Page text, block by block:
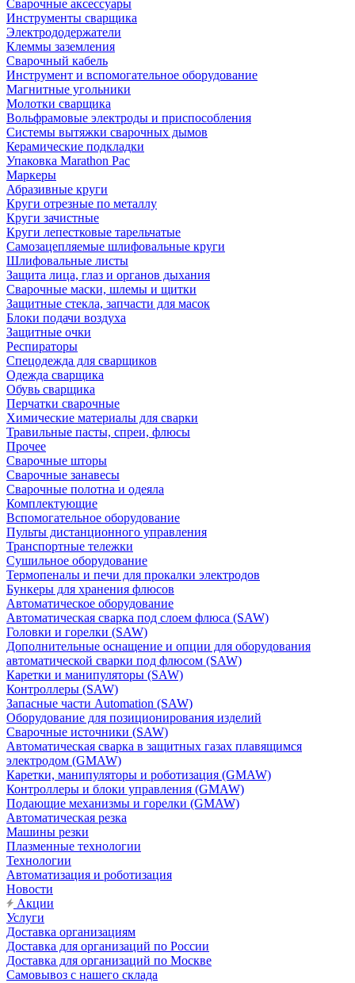
Сварочные аксессуары
Инструменты сварщика
Электрододержатели
Клеммы заземления
Сварочный кабель
Инструмент и вспомогательное оборудование
Магнитные угольники
Молотки сварщика
Вольфрамовые электроды и приспособления
Системы вытяжки сварочных дымов
Керамические подкладки
Упаковка Marathon Pac
Маркеры
Абразивные круги
Круги отрезные по металлу
Круги зачистные
Круги лепестковые тарельчатые
Самозацепляемые шлифовальные круги
Шлифовальные листы
Защита лица, глаз и органов дыхания
Сварочные маски, шлемы и щитки
Защитные стекла, запчасти для масок
Блоки подачи воздуха
Защитные очки
Респираторы
Спецодежда для сварщиков
Одежда сварщика
Обувь сварщика
Перчатки сварочные
Химические материалы для сварки
Травильные пасты, спреи, флюсы
Прочее
Сварочные шторы
Сварочные занавесы
Сварочные полотна и одеяла
Комплектующие
Вспомогательное оборудование
Пульты дистанционного управления
Транспортные тележки
Сушильное оборудование
Термопеналы и печи для прокалки электродов
Бункеры для хранения флюсов
Автоматическое оборудование
Автоматическая сварка под слоем флюса (SAW)
Головки и горелки (SAW)
Дополнительные оснащение и опции для оборудования
автоматической сварки под флюсом (SAW)
Каретки и манипуляторы (SAW)
Контроллеры (SAW)
Запасные части Automation (SAW)
Оборудование для позиционирования изделий
Сварочные источники (SAW)
Автоматическая сварка в защитных газах плавящимся
электродом (GMAW)
Каретки, манипуляторы и роботизация (GMAW)
Контроллеры и блоки управления (GMAW)
Подающие механизмы и горелки (GMAW)
Автоматическая резка
Машины резки
Плазменные технологии
Технологии
Автоматизация и роботизация
Новости
Акции
Услуги
Доставка организациям
Доставка для организаций по России
Доставка для организаций по Москве
Самовывоз с нашего склада